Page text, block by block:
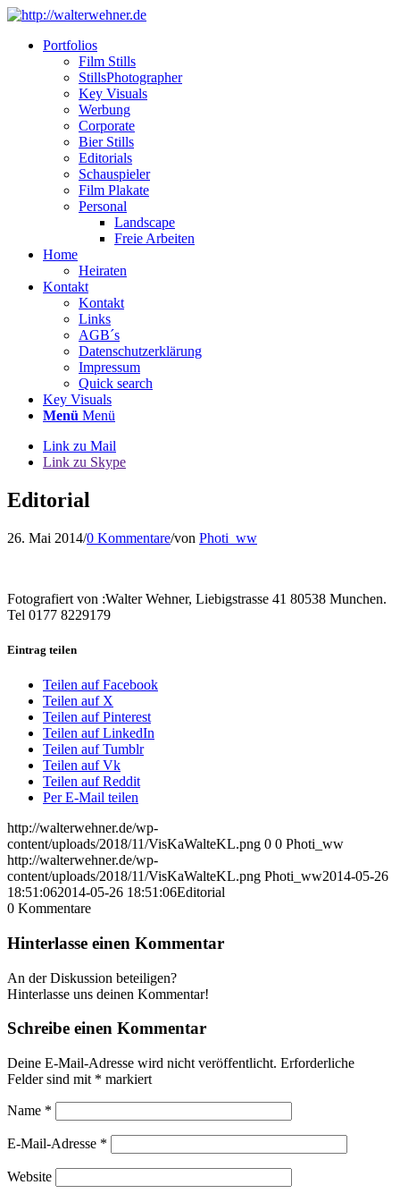
Portfolios
Film Stills
StillsPhotographer
Key Visuals
Werbung
Corporate
Bier Stills
Editorials
Schauspieler
Film Plakate
Personal
Landscape
Freie Arbeiten
Home
Heiraten
Kontakt
Kontakt
Links
AGB´s
Datenschutzerklärung
Impressum
Quick search
Key Visuals
Menü Menü
Link zu Mail
Link zu Skype
Editorial
26. Mai 2014/0 Kommentare/von Photi_ww
Fotografiert von :Walter Wehner, Liebigstrasse 41 80538 Munchen.
Tel 0177 8229179
Eintrag teilen
Teilen auf Facebook
Teilen auf X
Teilen auf Pinterest
Teilen auf LinkedIn
Teilen auf Tumblr
Teilen auf Vk
Teilen auf Reddit
Per E-Mail teilen
http://walterwehner.de/wp-
content/uploads/2018/11/VisKaWalteKL.png 0 0 Photi_ww
http://walterwehner.de/wp-
content/uploads/2018/11/VisKaWalteKL.png Photi_ww2014-05-26
18:51:062014-05-26 18:51:06Editorial
0 Kommentare
Hinterlasse einen Kommentar
An der Diskussion beteiligen?
Hinterlasse uns deinen Kommentar!
Schreibe einen Kommentar
Deine E-Mail-Adresse wird nicht veröffentlicht. Erforderliche
Felder sind mit * markiert
Name *
E-Mail-Adresse *
Website